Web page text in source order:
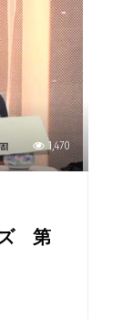
1,470
ズ 第